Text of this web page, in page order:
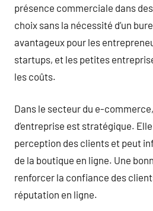
présence commerciale dans
choix sans la nécessité d’un
avantageux pour les
startups, et les petites
les coûts.
Dans le secteur du e-
d’entreprise est stratégique.
perception des clients et peut
de la boutique en ligne. Une
renforcer la confiance des
réputation en ligne.